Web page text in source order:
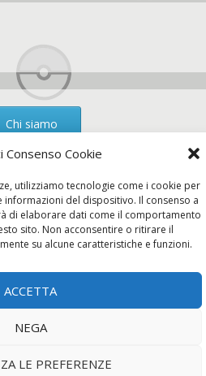
Consenso Cookie
utilizziamo tecnologie come i cookie per
del dispositivo. Il consenso a
di elaborare dati come il comportamento
sito. Non acconsentire o ritirare il
su alcune caratteristiche e funzioni.
ACCETTA
NEGA
LE PREFERENZE
Chi siamo
Contatti